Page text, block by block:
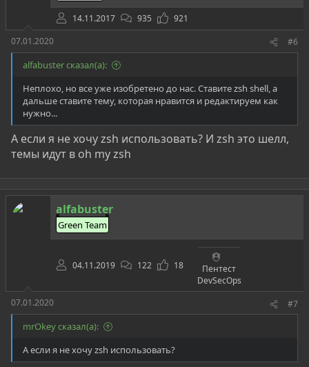
14.11.2017 935
921
07.01.2020
#6
alfabuster сказал(а):
Неплохо, но все уже изобретено до нас. Ставите zsh shell, а
дальше ставите тему, которая нравится и редактируем как
нужно...
А если я не хочу zsh использовать? И zsh это шелл,
темы идут в oh my zsh
alfabuster
Green Team
04.11.2019 122 18
Пентест
DevSecOps
07.01.2020
#7
mrOkey сказал(а):
А если я не хочу zsh использовать?